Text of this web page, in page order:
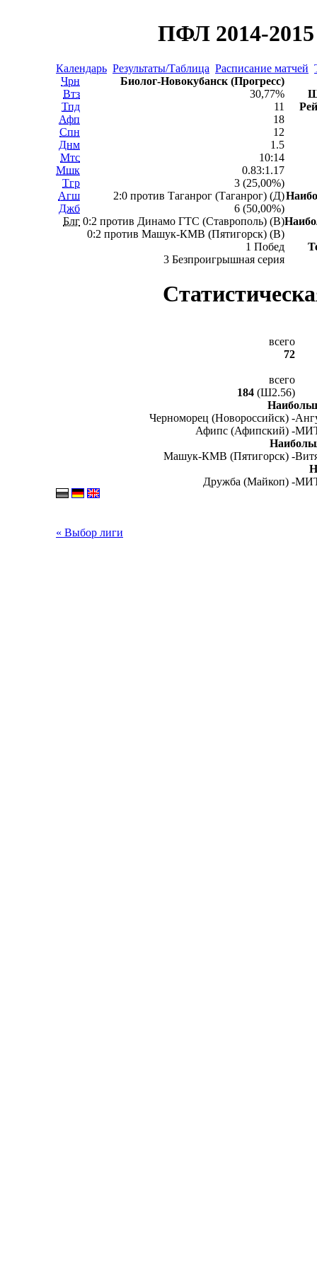
ПФЛ 2014-
Календарь Результаты/Таблица Расписание матчей
Чрн
Втз
Тпд
Афп
Спн
Днм
Мтс
Мшк
Тгр
Агш
Джб
Блг
Биолог-Новокубанск (Прогресс)
30,77%
11
18
12
1.5
10:14
0.83:1.17
3 (25,00%)
2:0 против Таганрог (Таганрог) (Д)
6 (50,00%)
0:2 против Динамо ГТС (Ставрополь) (В)
0:2 против Машук-КМВ (Пятигорск) (В)
1 Побед
3 Безпроигрышная серия
всего
72
всего
184(Ш2.56)
Черноморец (Новороссийск) -
Афипс (Афипский) -
Машук-КМВ (Пятигорск) -
Дружба (Майкоп) -
« Выбор лиги